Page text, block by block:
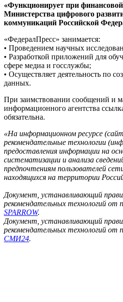
«Функционирует при
Министерства цифрового
коммуникаций Российской
«ФедералПресс» занимается:
• Проведением научных
• Разработкой приложений для
сфере медиа и госслужбы;
• Осуществляет деятельность по
данных.
При заимствовании сообщений и
информационного агентства
обязательна.
«На информационном ресурсе
рекомендательные технологии
предоставления информации на
систематизации и анализа
предпочтениям пользователей
находящихся на территории
Документ, устанавливающий
рекомендательных технологий от
SPARROW.
Документ, устанавливающий
рекомендательных технологий от
СМИ24.